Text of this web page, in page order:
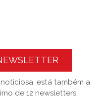
está também a
de 12 newsletters